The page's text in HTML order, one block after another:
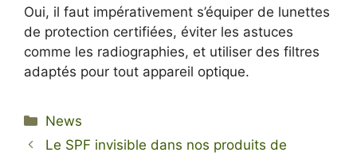
Oui, il faut impérativement s’équiper de lunettes
de protection certifiées, éviter les astuces
comme les radiographies, et utiliser des filtres
adaptés pour tout appareil optique.
Categories
News
Le SPF invisible dans nos produits de